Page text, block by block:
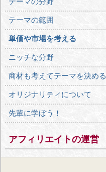
テーマの範囲
単価や市場を考える
ニッチな分野
商材も考えてテーマを決める
オリジナリティについて
先輩に学ぼう！
アフィリエイトの運営